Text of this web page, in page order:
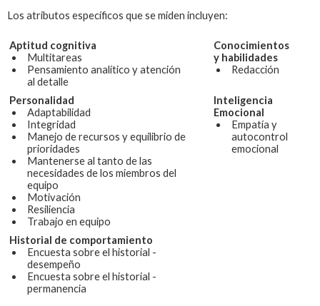
Los atributos específicos que se miden incluyen:
Aptitud cognitiva
Multitareas
Pensamiento analítico y atención
al detalle
Conocimientos
y habilidades
Redacción
Personalidad
Adaptabilidad
Integridad
Manejo de recursos y equilibrio de
prioridades
Mantenerse al tanto de las
necesidades de los miembros del
equipo
Motivación
Resiliencia
Trabajo en equipo
Inteligencia
Emocional
Empatía y
autocontrol
emocional
Historial de comportamiento
Encuesta sobre el historial -
desempeño
Encuesta sobre el historial -
permanencia